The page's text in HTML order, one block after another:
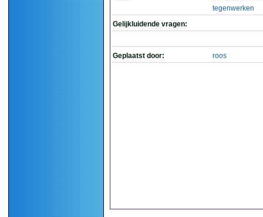
tegenwerken
Gelijkluidende vragen:
Geplaatst door: roos